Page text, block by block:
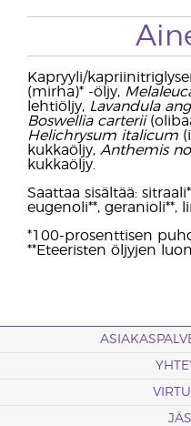
Kapryyli/
(mirha)* -öljy,
lehtiöljy, Lavandula
Boswellia carterii
Helichrysum italicum
kukkaöljy, Anthemis
kukkaöljy.
Saattaa sisältää:
eugenoli**, geranioli**,
*100-prosenttisen
**Eteeristen öljyjen